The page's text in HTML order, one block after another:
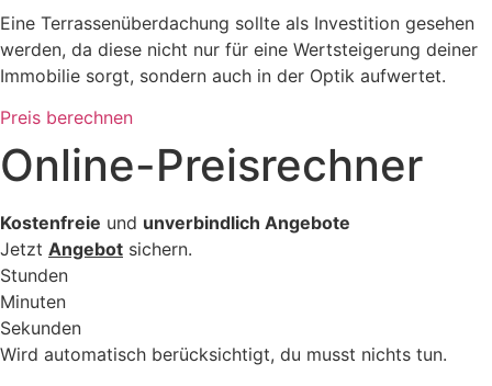
Eine Terrassenüberdachung sollte als Investition gesehen
werden, da diese nicht nur für eine Wertsteigerung deiner
Immobilie sorgt, sondern auch in der Optik aufwertet.
Preis berechnen
Online-Preisrechner
Kostenfreie und unverbindlich Angebote
Jetzt Angebot sichern.
Stunden
Minuten
Sekunden
Wird automatisch berücksichtigt, du musst nichts tun.